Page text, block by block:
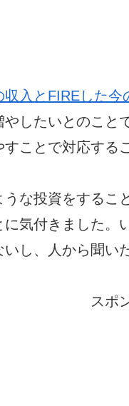
収入とFIREした今
したいとのこと
ことで対応する
な投資をするこ
気付きました。
し、人から聞い
スポ